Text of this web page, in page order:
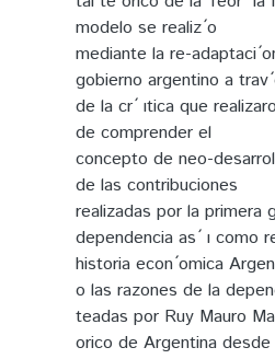
modelo se realiz ́o
mediante la re-adaptaci
gobierno argentino a trav
de la cr ́ ıtica que
de comprender el
concepto de neo-
de las contribuciones
realizadas por la primera
dependencia as ́ ı como
historia econ ́omica
o las razones de la
teadas por Ruy Mauro
orico de Argentina desde